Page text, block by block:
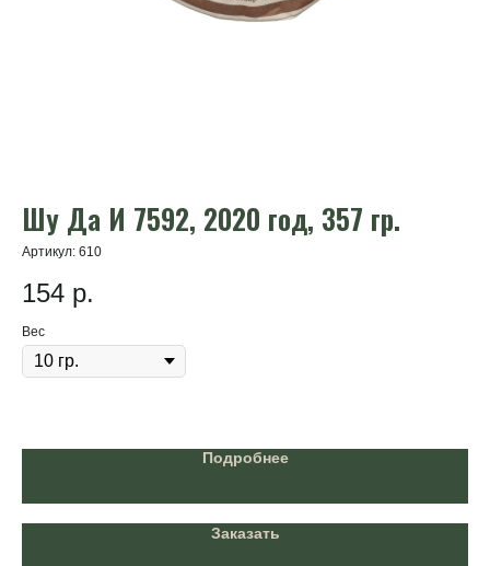
Шу Да И 7592, 2020 год, 357 гр.
Артикул: 610
154 р.
Вес
Подробнее
Заказать